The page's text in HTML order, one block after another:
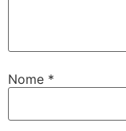
Nome *